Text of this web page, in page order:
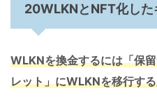
20WLKNとNFT化した
WLKNを換金するには「保
レット」にWLKNを移行す